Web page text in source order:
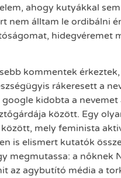
ahogy kutyákkal
nem álltam le ordibálni
hidegvéremet
kommentek
rákeresett a
kidobta a nevemet
között. Egy
mely feminista
is elismert kutatók
megmutassa: a nőknek
az agybutító média a